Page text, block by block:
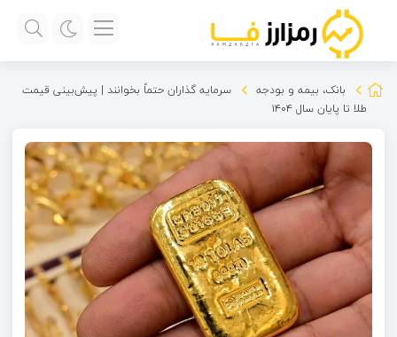
بانک، بیمه و بودجه
سرمایه گذاران حتماً بخوانند | پیش‌بینی قیمت
طلا تا پایان سال ۱۴۰۴